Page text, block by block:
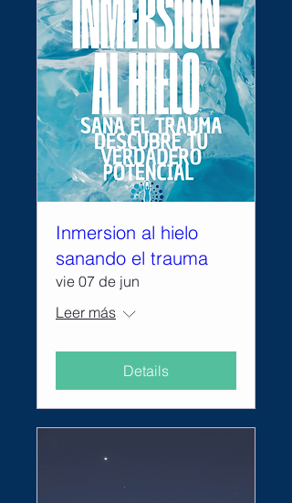
Inmersion al hielo
sanando el trauma
vie 07 de jun
Leer más
Details